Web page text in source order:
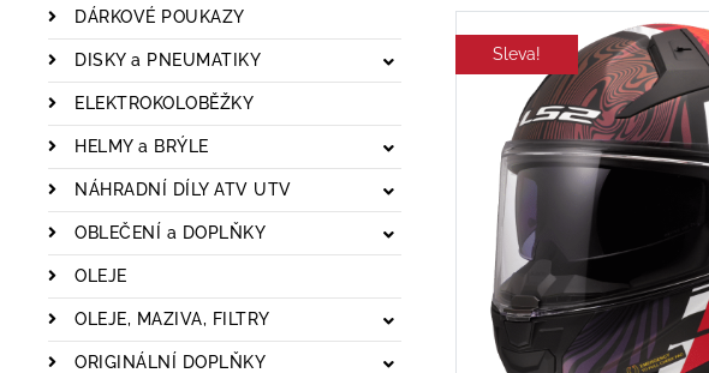
DÁRKOVÉ POUKAZY
DISKY a PNEUMATIKY
ELEKTROKOLOBĚŽKY
HELMY a BRÝLE
NÁHRADNÍ DÍLY ATV UTV
OBLEČENÍ a DOPLŇKY
OLEJE
OLEJE, MAZIVA, FILTRY
ORIGINÁLNÍ DOPLŇKY
Sleva!